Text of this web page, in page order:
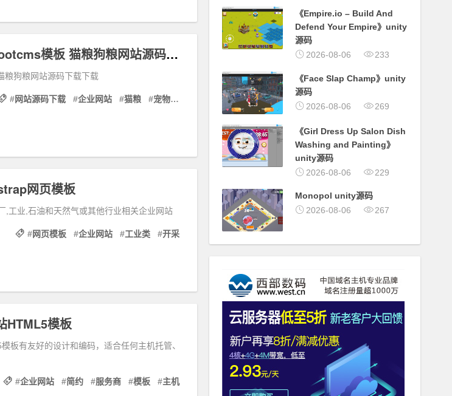
宠物食品宠物玩具企业网站pbootcms模板 猫粮狗粮网站源码下载下载
粮狗粮网站源码下载下载
#网站源码下载 #企业网站 #猫粮 #宠物食品 宠物玩具
网页模板
,工业,石油和天然气或其他行业相关企业网站
#网页模板 #企业网站 #工业类 #开采
HTML5模板
板有友好的设计和编码，适合任何主机托管、
#企业网站 #简约 #服务商 #模板 #主机
《Empire.io – Build And
Defend Your Empire》unity
源码
2026-08-06
233
《Face Slap Champ》unity
源码
2026-08-06
269
《Girl Dress Up Salon Dish
Washing and Painting》
unity源码
2026-08-06
229
Monopol unity源码
2026-08-06
267